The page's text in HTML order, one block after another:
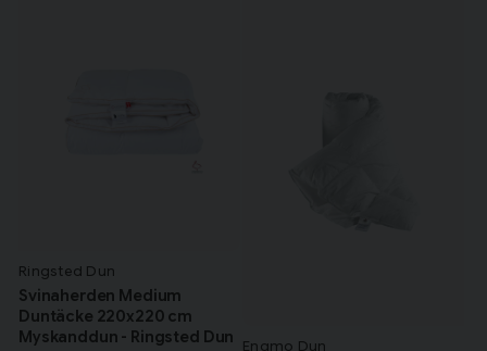
Ringsted Dun
Svinaherden Medium
Duntäcke 220x220 cm
Myskanddun - Ringsted Dun Engmo Dun